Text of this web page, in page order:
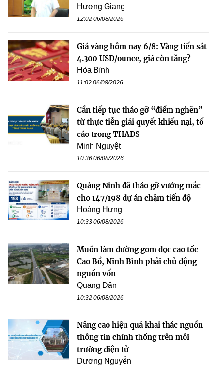
Hương Giang
12:02 06/08/2026
Giá vàng hôm nay 6/8: Vàng tiến sát
4.300 USD/ounce, giá còn tăng?
Hòa Bình
11:02 06/08/2026
Cần tiếp tục tháo gỡ “điểm nghẽn”
từ thực tiễn giải quyết khiếu nại, tố
cáo trong THADS
Minh Nguyệt
10:36 06/08/2026
Quảng Ninh đã tháo gỡ vướng mắc
cho 147/198 dự án chậm tiến độ
Hoàng Hưng
10:33 06/08/2026
Muốn làm đường gom dọc cao tốc
Cao Bồ, Ninh Bình phải chủ động
nguồn vốn
Quang Dân
10:32 06/08/2026
Nâng cao hiệu quả khai thác nguồn
thông tin chính thống trên môi
trường điện tử
Dương Nguyễn